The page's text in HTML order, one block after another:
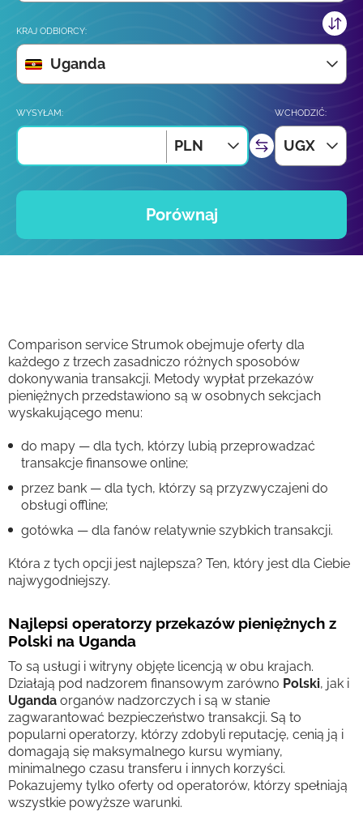
KRAJ ODBIORCY:
Uganda
WYSYŁAM:
PLN
WCHODZIĆ:
UGX
Porównaj
Comparison service Strumok obejmuje oferty dla
każdego z trzech zasadniczo różnych sposobów
dokonywania transakcji. Metody wypłat przekazów
pieniężnych przedstawiono są w osobnych sekcjach
wyskakującego menu:
do mapy — dla tych, którzy lubią przeprowadzać
transakcje finansowe online;
przez bank — dla tych, którzy są przyzwyczajeni do
obsługi offline;
gotówka — dla fanów relatywnie szybkich transakcji.
Która z tych opcji jest najlepsza? Ten, który jest dla Ciebie
najwygodniejszy.
Najlepsi operatorzy przekazów pieniężnych z
Polski na Uganda
To są usługi i witryny objęte licencją w obu krajach.
Działają pod nadzorem finansowym zarówno Polski, jak i
Uganda organów nadzorczych i są w stanie
zagwarantować bezpieczeństwo transakcji. Są to
popularni operatorzy, którzy zdobyli reputację, cenią ją i
domagają się maksymalnego kursu wymiany,
minimalnego czasu transferu i innych korzyści.
Pokazujemy tylko oferty od operatorów, którzy spełniają
wszystkie powyższe warunki.